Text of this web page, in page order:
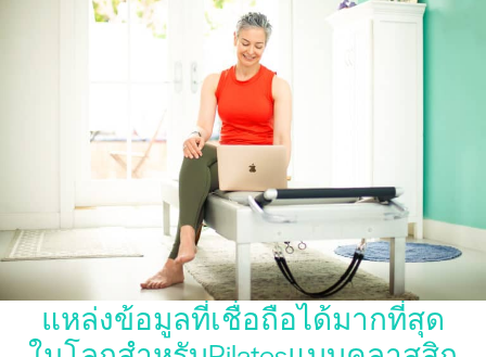
แหล่งข้อมูลที่เชื่อถือได้มากที่สุด